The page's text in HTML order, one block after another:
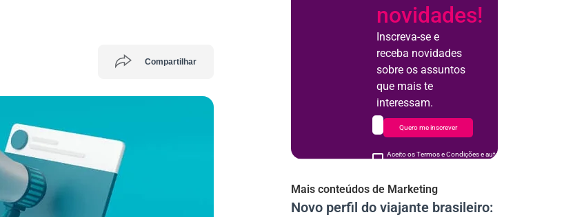
Compartilhar
novidades!
Inscreva-se e
receba novidades
sobre os assuntos
que mais te
interessam.
Aceito os Termos e Condições e autorizo o uso de meus
Quero me inscrever
Mais conteúdos de Marketing
Novo perfil do viajante brasileiro: